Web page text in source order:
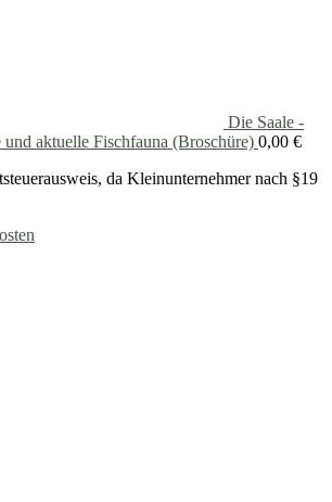
Die Saale -
und aktuelle Fischfauna (Broschüre) 0,00 €
da Kleinunternehmer nach §19